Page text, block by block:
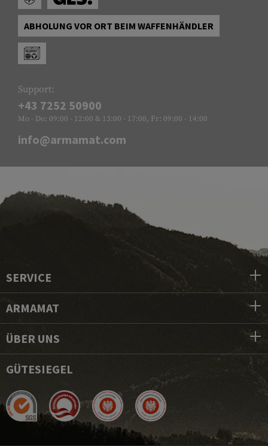
ABHOLUNG VOR ORT BEIM WAFFENHÄNDLER
Support:
+43 7252 50900
Mo - Do: 09:00 - 12:00 & 13:00 - 17:00, Fr: 09:00 - 14:00
info@armamat.com
SERVICE
ARMAMAT
ÜBER UNS
GÜTESIEGEL